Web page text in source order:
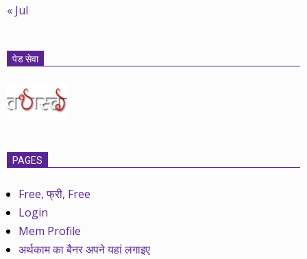
« Jul
पेड सेवा
PAGES
Free, फ्री, Free
Login
Mem Profile
अर्थकाम का बैनर अपने यहां लगाइए